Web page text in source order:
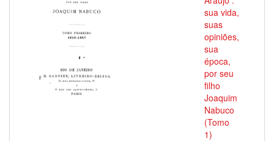
sua vida,
suas
opiniões,
sua
época,
por seu
filho
Joaquim
Nabuco
(Tomo
1)